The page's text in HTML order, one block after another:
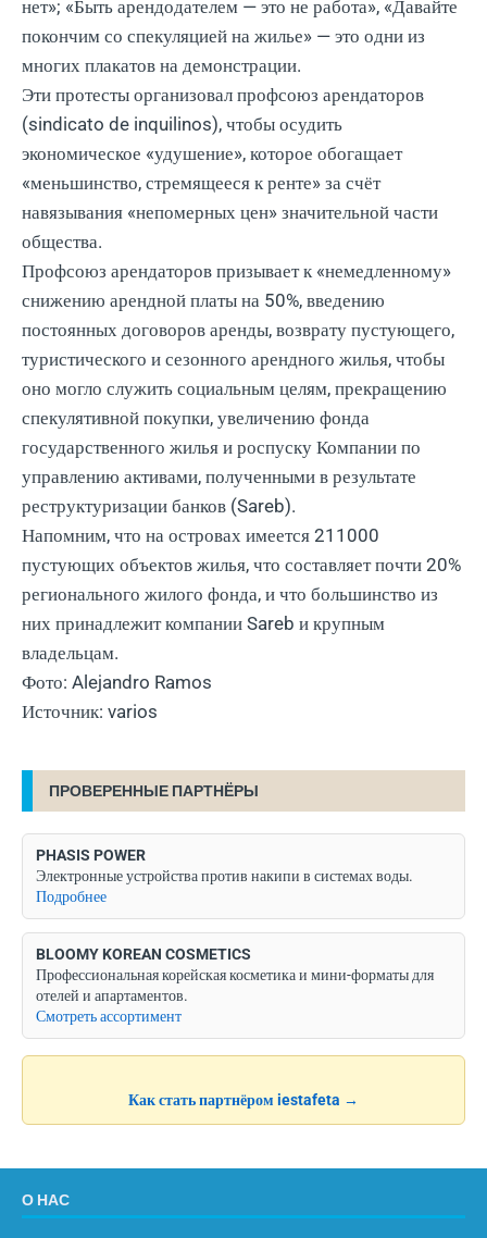
нет»; «Быть ​​арендодателем — это не работа», «Давайте
покончим со спекуляцией на жилье» — это одни из
многих плакатов на демонстрации.
Эти протесты организовал профсоюз арендаторов
(sindicato de inquilinos), чтобы осудить
экономическое «удушение», которое обогащает
«меньшинство, стремящееся к ренте» за счёт
навязывания «непомерных цен» значительной части
общества.
Профсоюз арендаторов призывает к «немедленному»
снижению арендной платы на 50%, введению
постоянных договоров аренды, возврату пустующего,
туристического и сезонного арендного жилья, чтобы
оно могло служить социальным целям, прекращению
спекулятивной покупки, увеличению фонда
государственного жилья и роспуску Компании по
управлению активами, полученными в результате
реструктуризации банков (Sareb).
Напомним, что на островах имеется 211000
пустующих объектов жилья, что составляет почти 20%
регионального жилого фонда, и что большинство из
них принадлежит компании Sareb и крупным
владельцам.
Фото: Alejandro Ramos
Источник: varios
ПРОВЕРЕННЫЕ ПАРТНЁРЫ
PHASIS POWER
Электронные устройства против накипи в системах воды.
Подробнее
BLOOMY KOREAN COSMETICS
Профессиональная корейская косметика и мини-форматы для
отелей и апартаментов.
Смотреть ассортимент
Как стать партнёром iestafeta →
О НАС